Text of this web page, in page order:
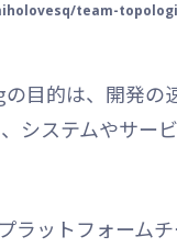
team-
目的は、開発の
システムやサー
ラットフォーム